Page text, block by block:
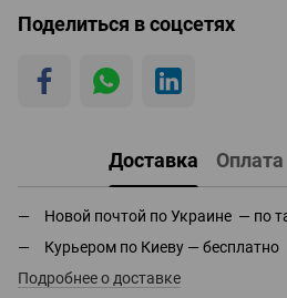
Поделиться в соцсетях
Доставка Оплата
Новой почтой по Украине — по
Курьером по Киеву — бесплатно
Подробнее о доставке